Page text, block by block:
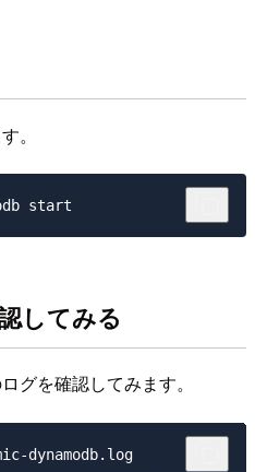
。
してみる
グを確認してみます。
dynamodb.log